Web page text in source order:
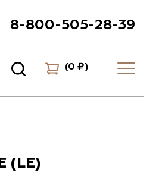
8-800-505-28-39
(0 ₽)
(LE)